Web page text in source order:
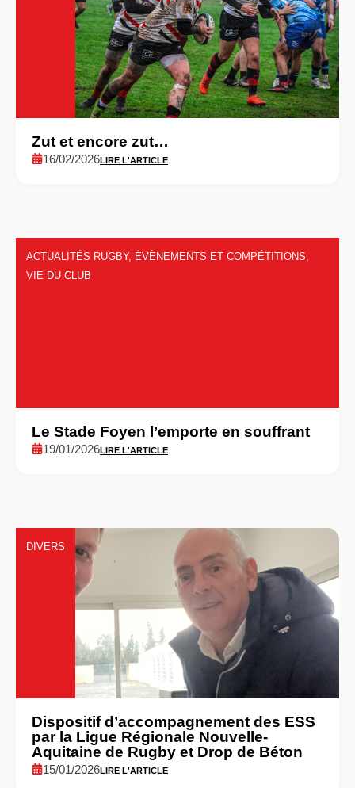
Zut et encore zut…
16/02/2026LIRE L'ARTICLE
ACTUALITÉS RUGBY, ÉVÈNEMENTS ET COMPÉTITIONS
VIE DU CLUB
Le Stade Foyen l’emporte en souffrant
19/01/2026LIRE L'ARTICLE
DIVERS
Dispositif d’accompagnement des ESS
par la Ligue Régionale Nouvelle-
Aquitaine de Rugby et Drop de Béton
15/01/2026LIRE L'ARTICLE